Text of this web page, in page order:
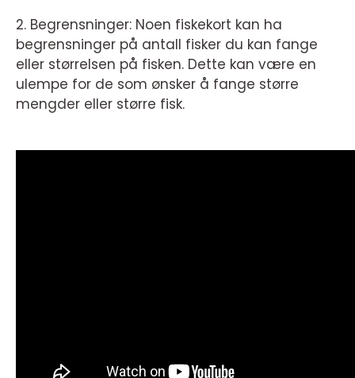
2. Begrensninger: Noen fiskekort kan ha
begrensninger på antall fisker du kan fange
eller størrelsen på fisken. Dette kan være en
ulempe for de som ønsker å fange større
mengder eller større fisk.